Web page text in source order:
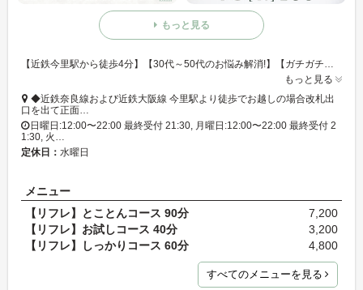
もっと見る
もっと見る
◆近鉄奈良線および近鉄大阪線 今里駅より徒歩でお越しの場合改札出
口を出て正面…
日曜日:12:00〜22:00 最終受付 21:30, 月曜日:12:00〜22:00 最終受付 2
1:30, 火…
定休日： 水曜日
メニュー
【リフレ】とことんコース 90分
7,200
【リフレ】お試しコース 40分
3,200
【リフレ】しっかりコース 60分
4,800
すべてのメニューを見る